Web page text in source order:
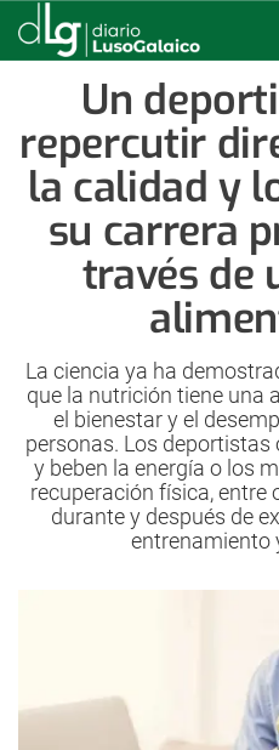
Un
repercutir
la calidad y
su carrera
través de
La ciencia ya ha
que la nutrición tiene una
el bienestar y el
personas. Los deportistas
y beben la energía o los
recuperación física, entre
durante y después de
entrenamiento